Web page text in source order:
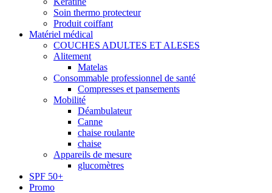
Soin thermo protecteur
Produit coiffant
Matériel médical
COUCHES ADULTES ET ALESES
Alitement
Matelas
Consommable professionnel de santé
Compresses et pansements
Mobilité
Déambulateur
Canne
chaise roulante
chaise
Appareils de mesure
glucomètres
SPF 50+
Promo